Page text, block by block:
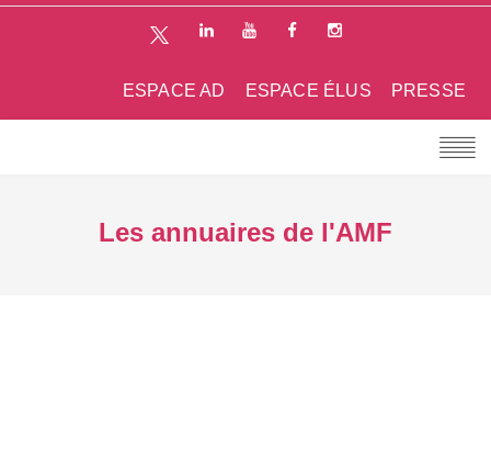
PRESSE
ESPACE ÉLUS
ESPACE AD
Les annuaires de l'AMF